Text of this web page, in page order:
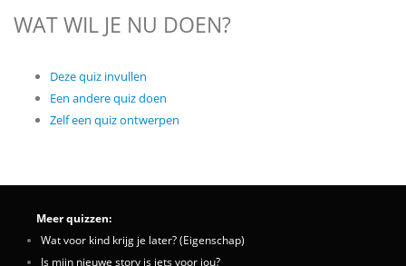
WAT WIL JE NU DOEN?
Deze quiz invullen
Een andere quiz doen
Zelf een quiz ontwerpen
Meer quizzen:
Wat voor kind krijg je later? (Eigenschap)
Is mijn nieuwe story is iets voor jou?